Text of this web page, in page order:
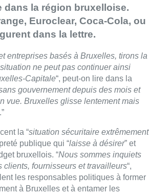
dans la région bruxelloise.
Euroclear, Coca-Cola, ou
dans la lettre.
entreprises basés à Bruxelles, tirons la
ne peut pas continuer ainsi
Capitale“, peut-on lire dans la
gouvernement depuis des mois et
vue. Bruxelles glisse lentement mais
.”
la “situation sécuritaire extrêmement
publique qui “laisse à désirer” et
bruxellois. “Nous sommes inquiets
clients, fournisseurs et travailleurs“,
les responsables politiques à former
à Bruxelles et à entamer les